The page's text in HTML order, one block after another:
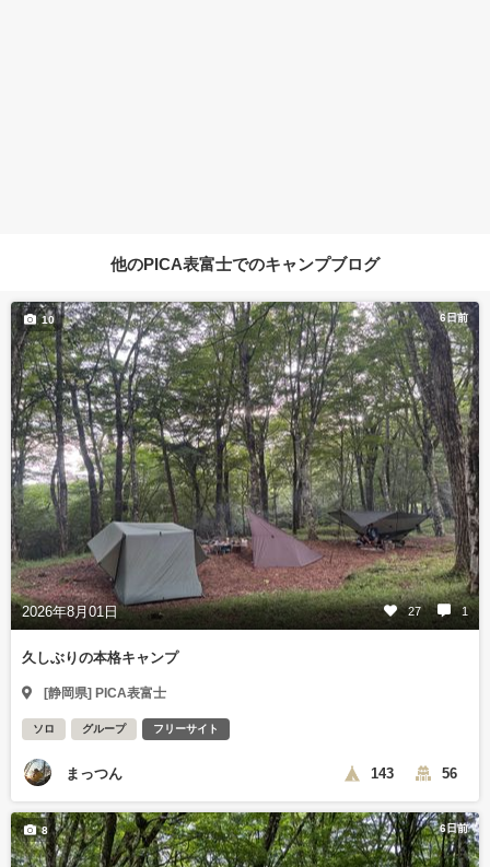
他のPICA表富士でのキャンプブログ
6日前
2026年8月01日 27 1
10
久しぶりの本格キャンプ
[静岡県] PICA表富士
ソロ グループ フリーサイト
まっつん 143 56
6日前
8